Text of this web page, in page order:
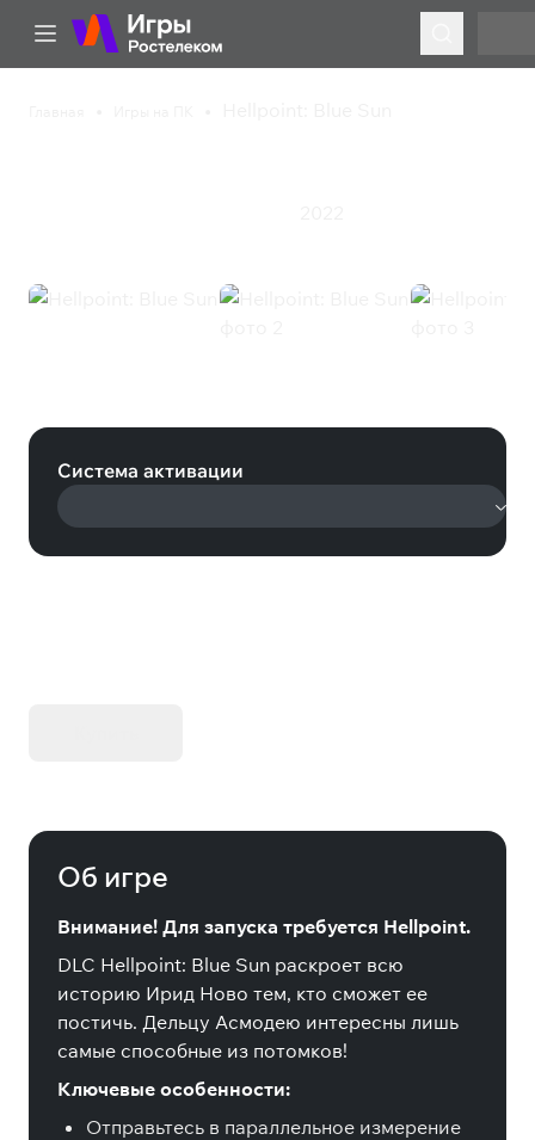
Система активации
Об игре
Внимание! Для запуска требуется Hellpoint.
DLC Hellpoint: Blue Sun раскроет всю
историю Ирид Ново тем, кто сможет ее
постичь. Дельцу Асмодею интересны лишь
самые способные из потомков!
Ключевые особенности:
Отправьтесь в параллельное измерение